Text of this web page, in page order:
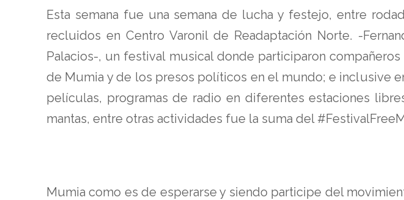
Esta semana fue una semana de lucha y festejo, entre
recluidos en Centro Varonil de Readaptación Norte. -
Palacios-, un festival musical donde participaron
de Mumia y de los presos políticos en el mundo; e inclusive
películas, programas de radio en diferentes estaciones
mantas, entre otras actividades fue la suma del
Mumia como es de esperarse y siendo participe del